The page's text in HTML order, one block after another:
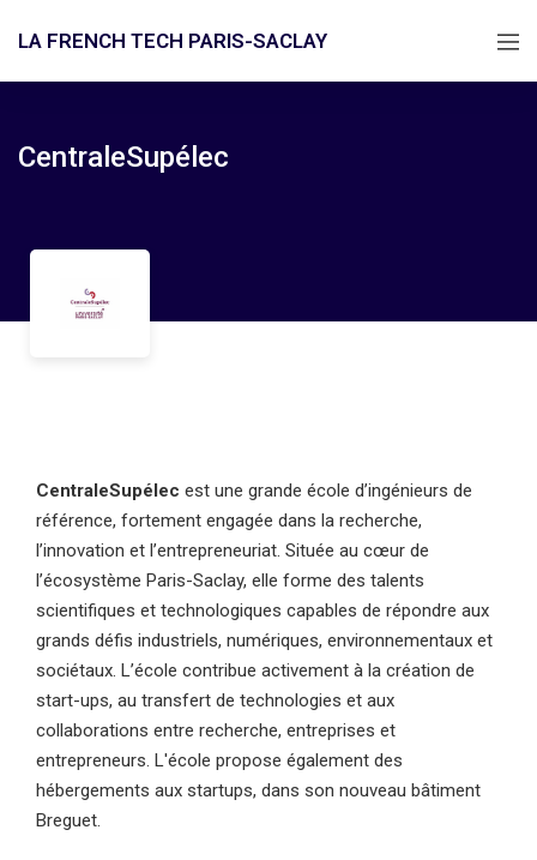
LA FRENCH TECH PARIS-SACLAY
CentraleSupélec
CentraleSupélec est une grande école d’ingénieurs de
référence, fortement engagée dans la recherche,
l’innovation et l’entrepreneuriat. Située au cœur de
l’écosystème Paris-Saclay, elle forme des talents
scientifiques et technologiques capables de répondre aux
grands défis industriels, numériques, environnementaux et
sociétaux. L’école contribue activement à la création de
start-ups, au transfert de technologies et aux
collaborations entre recherche, entreprises et
entrepreneurs. L'école propose également des
hébergements aux startups, dans son nouveau bâtiment
Breguet.